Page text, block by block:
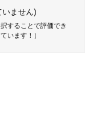
いません)
することで評価でき
います！）